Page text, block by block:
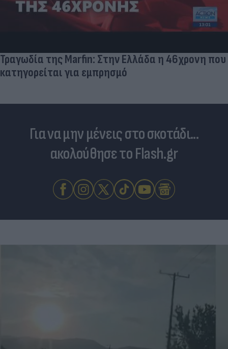
Δέκα εκατομμύρια followers δεν κάνουν λάθος- Η
Ντιλέτα Λεότα με μαγιό έγινε ξανά viral (photos)
Για να μην μένεις στο σκοτάδι...
ακολούθησε το Flash.gr